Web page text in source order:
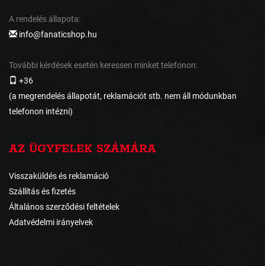
A rendelés állapota:
info@fanaticshop.hu
További kérdések esetén keressen minket telefonon:
+36
(a megrendelés állapotát, reklamációt stb. nem áll módunkban
telefonon intézni)
AZ ÜGYFELEK SZÁMÁRA
Visszaküldés és reklamáció
Szállítás és fizetés
Általános szerződési feltételek
Adatvédelmi irányelvek